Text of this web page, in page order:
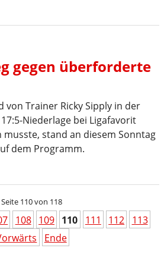
gegen überforderte
von Trainer Ricky Sipply in der
Niederlage bei Ligafavorit
stand an diesem Sonntag
dem Programm.
Seite 110 von 118
108 109 110 111 112
113
Ende